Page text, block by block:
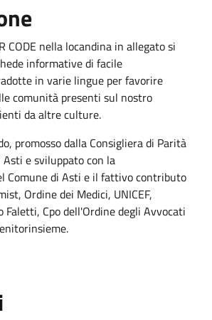
CODE nella locandina in allegato si
informative di facile
in varie lingue per favorire
comunità presenti sul nostro
da altre culture.
promosso dalla Consigliera di Parità
e sviluppato con la
Comune di Asti e il fattivo contributo
Ordine dei Medici, UNICEF,
Faletti, Cpo dell'Ordine degli Avvocati